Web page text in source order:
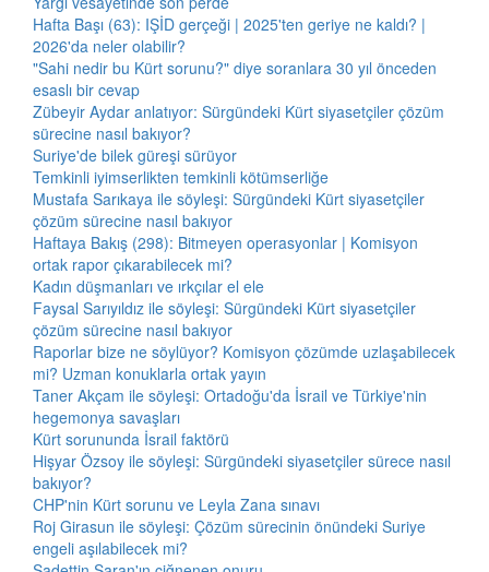
Hafta Başı (63): IŞİD gerçeği | 2025'ten geriye ne kaldı? |
2026'da neler olabilir?
"Sahi nedir bu Kürt sorunu?" diye soranlara 30 yıl önceden
esaslı bir cevap
Zübeyir Aydar anlatıyor: Sürgündeki Kürt siyasetçiler çözüm
sürecine nasıl bakıyor?
Suriye'de bilek güreşi sürüyor
Temkinli iyimserlikten temkinli kötümserliğe
Mustafa Sarıkaya ile söyleşi: Sürgündeki Kürt siyasetçiler
çözüm sürecine nasıl bakıyor
Haftaya Bakış (298): Bitmeyen operasyonlar | Komisyon
ortak rapor çıkarabilecek mi?
Kadın düşmanları ve ırkçılar el ele
Faysal Sarıyıldız ile söyleşi: Sürgündeki Kürt siyasetçiler
çözüm sürecine nasıl bakıyor
Raporlar bize ne söylüyor? Komisyon çözümde uzlaşabilecek
mi? Uzman konuklarla ortak yayın
Taner Akçam ile söyleşi: Ortadoğu'da İsrail ve Türkiye'nin
hegemonya savaşları
Kürt sorununda İsrail faktörü
Hişyar Özsoy ile söyleşi: Sürgündeki siyasetçiler sürece nasıl
bakıyor?
CHP'nin Kürt sorunu ve Leyla Zana sınavı
Roj Girasun ile söyleşi: Çözüm sürecinin önündeki Suriye
engeli aşılabilecek mi?